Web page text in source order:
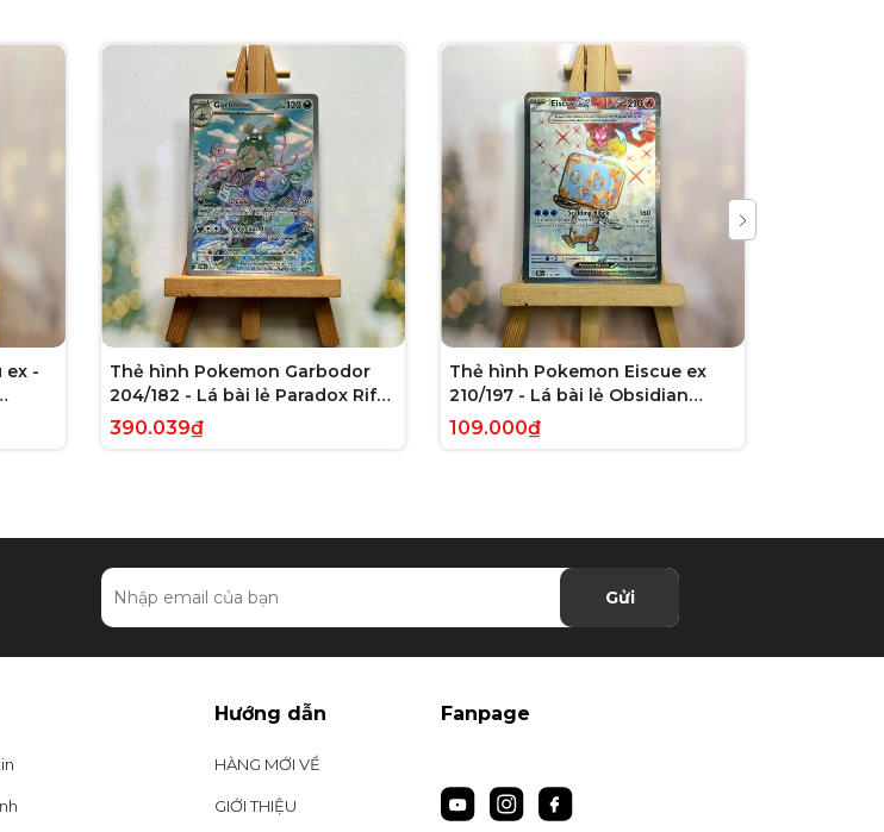
ex -
Thẻ hình Pokemon Garbodor
204/182 - Lá bài lẻ Paradox Rift
Illustration Rare tiếng Anh chính
390.039₫
Thẻ hình Pokemon Eiscue ex
210/197 - Lá bài lẻ Obsidian
Flames Full Art Secret Rare
tiếng Anh chính hãng
109.000₫
Gửi
Hướng dẫn
HÀNG MỚI VỀ
GIỚI THIỆU
Fanpage